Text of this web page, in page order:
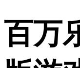
百万